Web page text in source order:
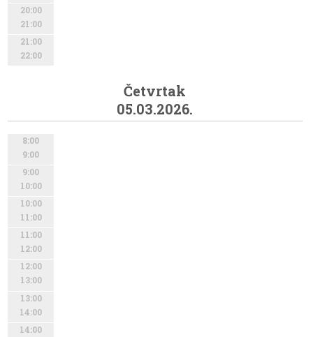
20:00
21:00
21:00
22:00
Četvrtak
05.03.2026.
8:00
9:00
9:00
10:00
10:00
11:00
11:00
12:00
12:00
13:00
13:00
14:00
14:00